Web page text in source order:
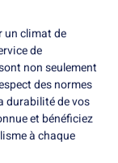
un climat de
de
non seulement
des normes
durabilité de vos
et bénéficiez
à chaque